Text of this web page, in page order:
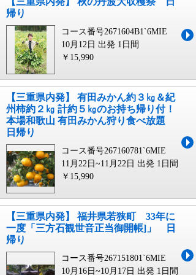
帰り
コース番号2671604B1`6MIE
10月12日 出発 1日間
￥15,990
【三重県内発】 有田みかん約３㎏＆紀
州柿約２㎏ 計約５㎏のお持ち帰り付！
本場和歌山 有田みかん狩り食べ放題
日帰り
コース番号267160781`6MIE
11月22日~11月22日 出発 1日間
￥15,990
【三重県内発】 福井県若狭町 33年に
一度「三方石観世音正当御開帳]」 日
帰り
コース番号267151801`6MIE
10月16日~10月17日 出発 1日間